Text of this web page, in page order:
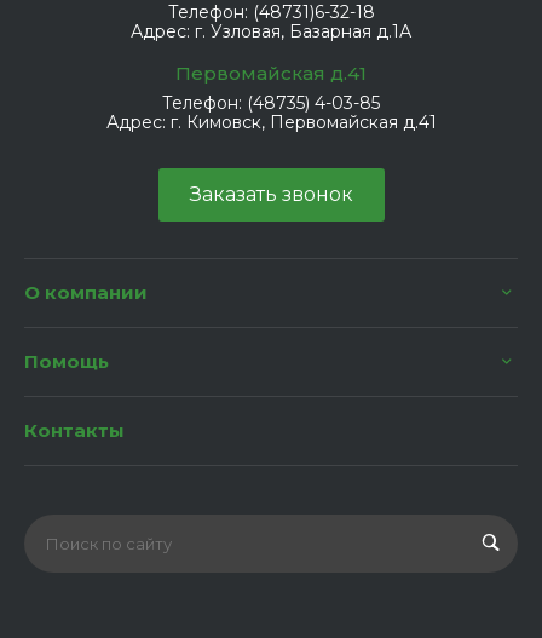
Телефон: (48731)6-32-18
Адрес: г. Узловая, Базарная д.1А
Первомайская д.41
Телефон: (48735) 4-03-85
Адрес: г. Кимовск, Первомайская д.41
Заказать звонок
О компании
Помощь
Контакты